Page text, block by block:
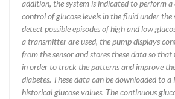
addition, the system is indicated to perform
control of glucose levels in the fluid under the
detect possible episodes of high and low
a transmitter are used, the pump displays
from the sensor and stores these data so
in order to track the patterns and improve
diabetes. These data can be downloaded to
historical glucose values. The continuous